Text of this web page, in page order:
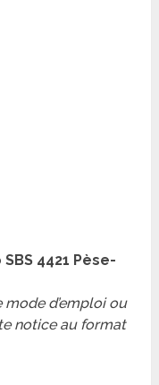
SBS 4421 Pèse-
d’emploi ou
notice au format